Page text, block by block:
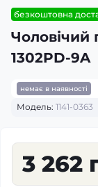
безкоштовна
Чоловічий
1302PD-9A
немає в наявності
Модель: 1141-0363
3 262